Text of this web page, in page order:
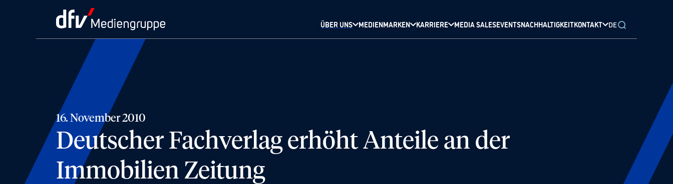
ÜBER UNS MEDIENMARKEN KARRIERE MEDIA SALESEVENTSNACHHALTIGKEITKONTAKT DE
16. November 2010
Deutscher Fachverlag erhöht Anteile an der
Immobilien Zeitung